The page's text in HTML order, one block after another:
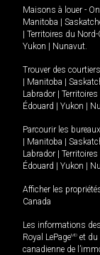
Maisons à louer -
Manitoba
Territoires du
Yukon
Nunavut.
Trouver des
Manitoba
Labrador
Édouard
Yukon
Parcourir les
Manitoba
Labrador
Édouard
Yukon
Afficher les
Canada
Les informations
Royal LePageMD et du
canadienne de